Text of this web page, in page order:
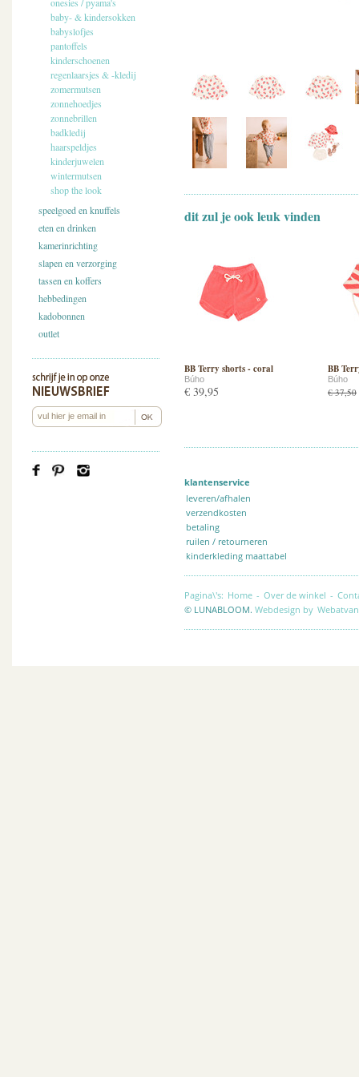
baby- & kindersokken
babyslofjes
pantoffels
kinderschoenen
regenlaarsjes & -kledij
zomermutsen
zonnehoedjes
zonnebrillen
badkledij
haarspeldjes
kinderjuwelen
wintermutsen
shop the look
speelgoed en knuffels
eten en drinken
kamerinrichting
slapen en verzorging
tassen en koffers
hebbedingen
kadobonnen
outlet
dit zul je ook leuk vinden
BB Terry shorts - coral
Búho
€ 39,95
BB
Búho
€ 37,50
klantenservice
leveren/afhalen
verzendkosten
betaling
ruilen / retourneren
kinderkleding maattabel
Pagina\'s: Home - Over de winkel -
© LUNABLOOM. Webdesign by